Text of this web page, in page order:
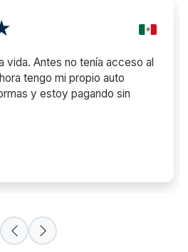
vida. Antes no tenía acceso al
tengo mi propio auto
y estoy pagando sin